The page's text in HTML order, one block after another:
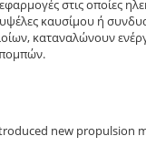
στις οποίες
καυσίμου ή
καταναλώνουν
new propulsion